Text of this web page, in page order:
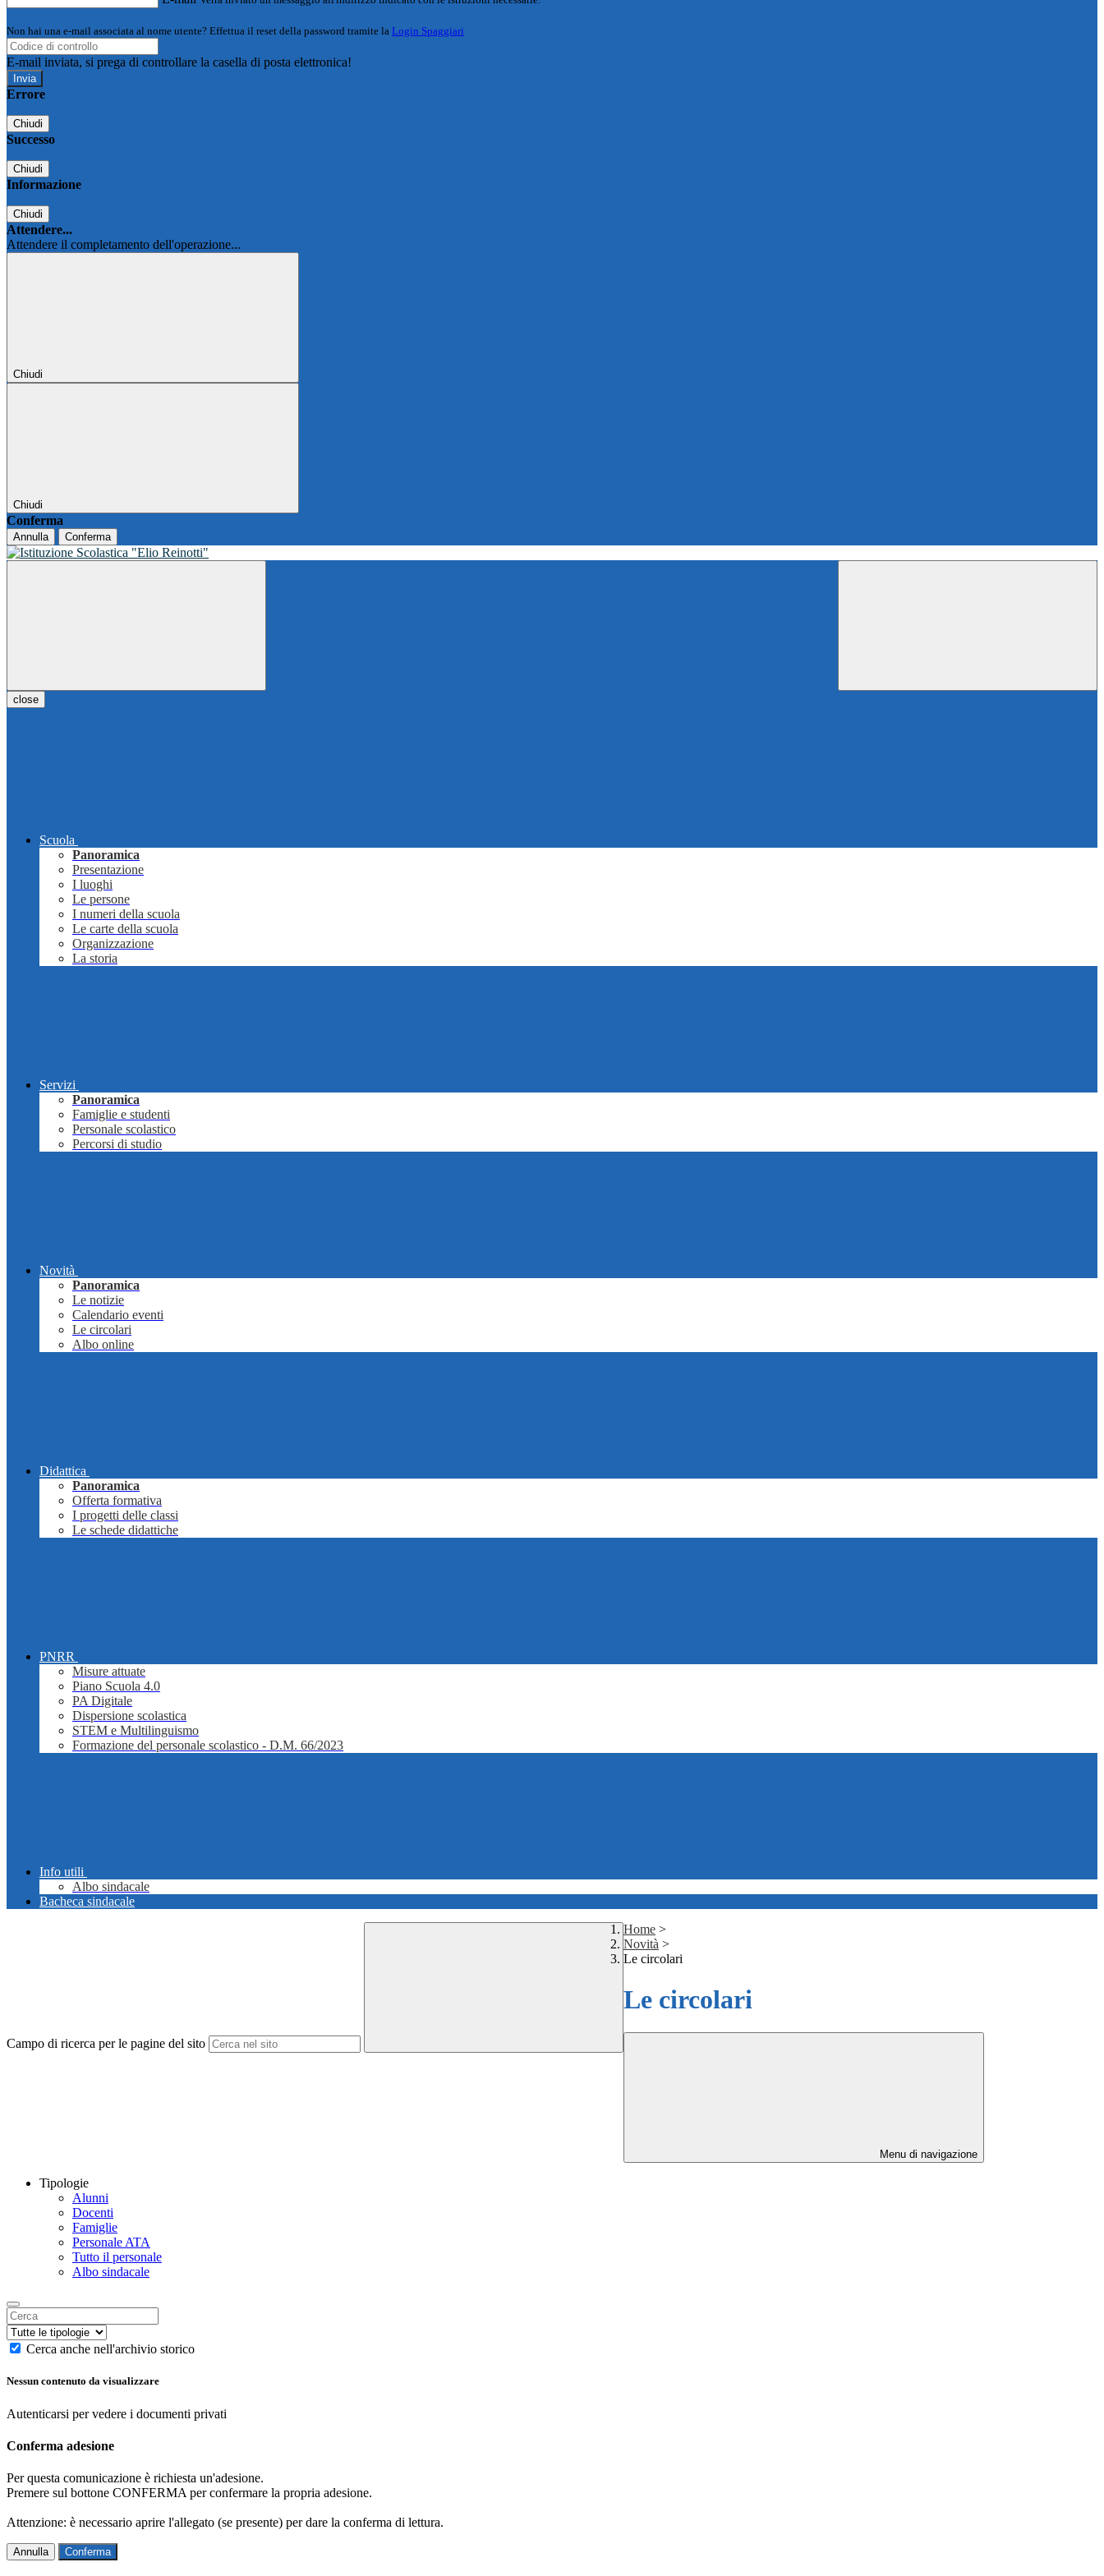
Non hai una e-mail associata al nome utente? Effettua il reset della password tramite la Login Spaggiari
E-mail inviata, si prega di controllare la casella di posta elettronica!
Errore
Chiudi
Successo
Chiudi
Informazione
Chiudi
Attendere...
Attendere il completamento dell'operazione...
Chiudi
Chiudi
Conferma
Annulla Conferma
close
Scuola
Panoramica
Presentazione
I luoghi
Le persone
I numeri della scuola
Le carte della scuola
Organizzazione
La storia
Servizi
Panoramica
Famiglie e studenti
Personale scolastico
Percorsi di studio
Novità
Panoramica
Le notizie
Calendario eventi
Le circolari
Albo online
Didattica
Panoramica
Offerta formativa
I progetti delle classi
Le schede didattiche
PNRR
Misure attuate
Piano Scuola 4.0
PA Digitale
Dispersione scolastica
STEM e Multilinguismo
Formazione del personale scolastico - D.M. 66/2023
Info utili
Albo sindacale
Bacheca sindacale
Campo di ricerca per le pagine del sito
Home >
Novità >
Le circolari
Le circolari
Menu di navigazione
Tipologie
Alunni
Docenti
Famiglie
Personale ATA
Tutto il personale
Albo sindacale
Cerca anche nell'archivio storico
Nessun contenuto da visualizzare
Autenticarsi per vedere i documenti privati
Conferma adesione
Per questa comunicazione è richiesta un'adesione.
Premere sul bottone CONFERMA per confermare la propria adesione.
Attenzione: è necessario aprire l'allegato (se presente) per dare la conferma di lettura.
Annulla Conferma